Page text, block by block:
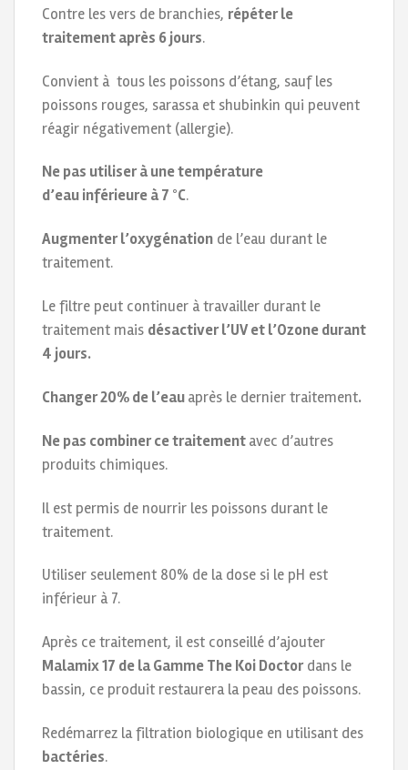
Contre les vers de branchies, répéter le
traitement après 6 jours.
Convient à tous les poissons d’étang, sauf les
poissons rouges, sarassa et shubinkin qui peuvent
réagir négativement (allergie).
Ne pas utiliser à une température
d’eau inférieure à 7 °C.
Augmenter l’oxygénation de l’eau durant le
traitement.
Le filtre peut continuer à travailler durant le
traitement mais désactiver l’UV et l’Ozone durant
4 jours.
Changer 20% de l’eauaprès le dernier traitement.
Ne pas combiner ce traitementavec d’autres
produits chimiques.
Il est permis de nourrir les poissons durant le
traitement.
Utiliser seulement 80% de la dose si le pH est
inférieur à 7.
Après ce traitement, il est conseillé d’ajouter
Malamix 17 de la Gamme The Koi Doctordans le
bassin, ce produit restaurera la peau des poissons.
Redémarrez la filtration biologique en utilisant des
bactéries.